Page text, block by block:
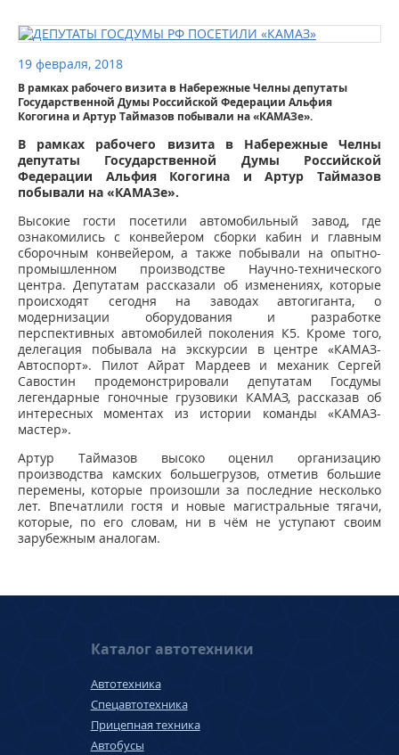
ЗАПАСНЫЕ ЧАСТИ
РЕМОНТ ДВИГАТЕЛЕЙ КАМАЗ
ФИНАНСОВЫЙ СЕРВИС
ФОТОГАЛЕРЕЯ
КОНТАКТНАЯ ИНФОРМАЦИЯ
19 февраля, 2018
В рамках рабочего визита в Набережные Челны депутаты
Государственной Думы Российской Федерации Альфия
Когогина и Артур Таймазов побывали на «КАМАЗе».
В рамках рабочего визита в Набережные Челны
депутаты Государственной Думы Российской
Федерации Альфия Когогина и Артур Таймазов
побывали на «КАМАЗе».
Высокие гости посетили автомобильный завод, где
ознакомились с конвейером сборки кабин и главным
сборочным конвейером, а также побывали на опытно-
промышленном производстве Научно-технического
центра. Депутатам рассказали об изменениях, которые
происходят сегодня на заводах автогиганта, о
модернизации оборудования и разработке
перспективных автомобилей поколения К5. Кроме того,
делегация побывала на экскурсии в центре «КАМАЗ-
Автоспорт». Пилот Айрат Мардеев и механик Сергей
Савостин продемонстрировали депутатам Госдумы
легендарные гоночные грузовики КАМАЗ, рассказав об
интересных моментах из истории команды «КАМАЗ-
мастер».
Артур Таймазов высоко оценил организацию
производства камских большегрузов, отметив большие
перемены, которые произошли за последние несколько
лет. Впечатлили гостя и новые магистральные тягачи,
которые, по его словам, ни в чём не уступают своим
зарубежным аналогам.
Каталог автотехники
Автотехника
Спецавтотехника
Прицепная техника
Автобусы